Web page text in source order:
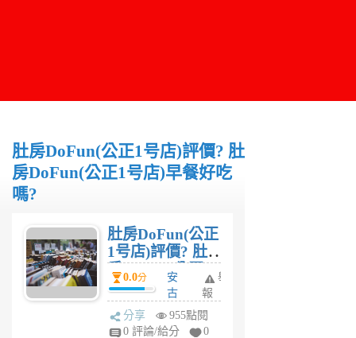
肚房DoFun(公正1号店)評價? 肚
房DoFun(公正1号店)早餐好吃
嗎?
肚房DoFun(公正
1号店)評價? 肚
房DoFun(公正1
号店)早餐好吃
嗎?
0.0分
安
古
6
年
舉
報
分享
955點閱
0 評論/給分
0